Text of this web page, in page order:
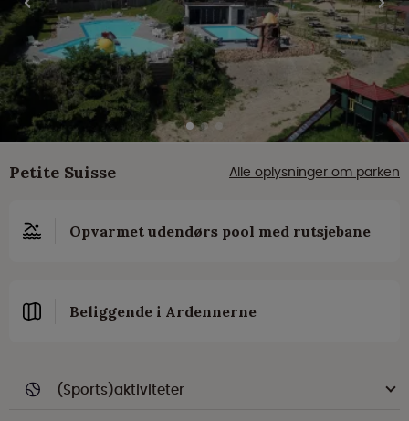
Petite Suisse Alle oplysninger om parken
Opvarmet udendørs pool med rutsjebane
Beliggende i Ardennerne
(Sports)aktiviteter